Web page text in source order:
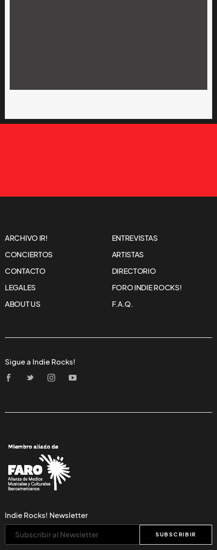
ARCHIVO IR!
ENTREVISTAS
CONCIERTOS
ARTISTAS
CONTACTO
DIRECTORIO
LEGALES
FORO INDIE ROCKS!
ABOUT US
F.A.Q.
Sigue a Indie Rocks!
Indie Rocks! Newsletter